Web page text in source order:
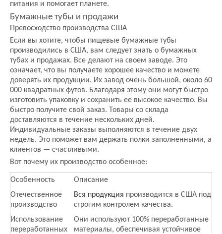
питания и помогает планете.
Бумажные тубы и продажи
Превосходство производства США
Если вы хотите, чтобы пищевые бумажные тубы
производились в США, вам следует знать о бумажных
тубах и продажах. Все делают на своем заводе. Это
означает, что вы получаете хорошее качество и можете
доверять их продукции. Их завод очень большой, около 60
000 квадратных футов. Благодаря этому они могут быстро
изготовить упаковку и сохранить ее высокое качество. Вы
быстро получите свой заказ. Товары со склада
доставляются в течение нескольких дней.
Индивидуальные заказы выполняются в течение двух
недель. Это поможет вам держать полки заполненными, а
клиентов — счастливыми.
Вот почему их производство особенное:
Особенность
Описание
Отечественное
производство
Вся продукция производится в США под
строгим контролем качества.
Использование
переработанных
Они используют 100% переработанные
материалы, обеспечивая устойчивое